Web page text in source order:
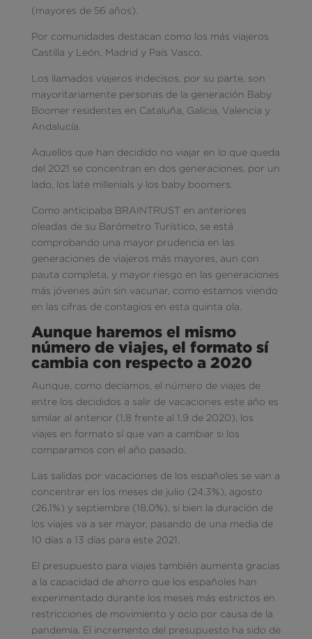
(mayores de 56 años).
Por comunidades destacan como los más viajeros
Castilla y León, Madrid y País Vasco.
Los llamados viajeros indecisos, por su parte, son
mayoritariamente personas de la generación Baby
Boomer residentes en Cataluña, Galicia, Valencia y
Andalucía.
Aquellos que han decidido no viajar en lo que queda
del 2021 se concentran en dos generaciones, por un
lado, los late millenials y los baby boomers.
Como anticipaba BRAINTRUST en anteriores
oleadas de su Barómetro Turístico, se está
comprobando una mayor prudencia en las
generaciones de viajeros más mayores, aun con
pauta completa, y mayor riesgo en las generaciones
más jóvenes aún sin vacunar, como estamos viendo
en las cifras de contagios en esta quinta ola.
Aunque haremos el mismo
número de viajes, el formato sí
cambia con respecto a 2020
Aunque, como decíamos, el número de viajes de
entre los decididos a salir de vacaciones este año es
similar al anterior (1,8 frente al 1,9 de 2020), los
viajes en formato sí que van a cambiar si los
comparamos con el año pasado.
Las salidas por vacaciones de los españoles se van a
concentrar en los meses de julio (24,3%), agosto
(26,1%) y septiembre (18,0%), si bien la duración de
los viajes va a ser mayor, pasando de una media de
10 días a 13 días para este 2021.
El presupuesto para viajes también aumenta gracias
a la capacidad de ahorro que los españoles han
experimentado durante los meses más estrictos en
restricciones de movimiento y ocio por causa de la
pandemia. El incremento del presupuesto ha sido de